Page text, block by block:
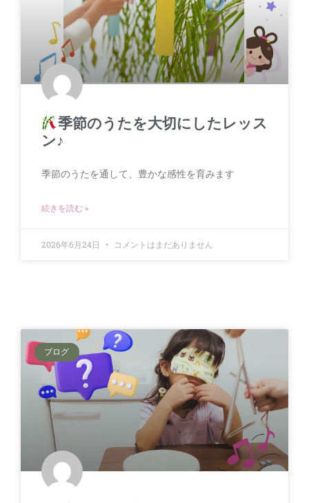
季節のうたを大切にしたレッス
ン♪
季節のうたを通して、豊かな感性を育みます
続きを読む »
2026年6月24日 コメントはまだありません
ブログ